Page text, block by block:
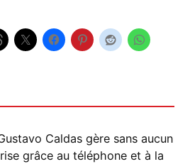
Caldas gère sans aucun
grâce au téléphone et à la